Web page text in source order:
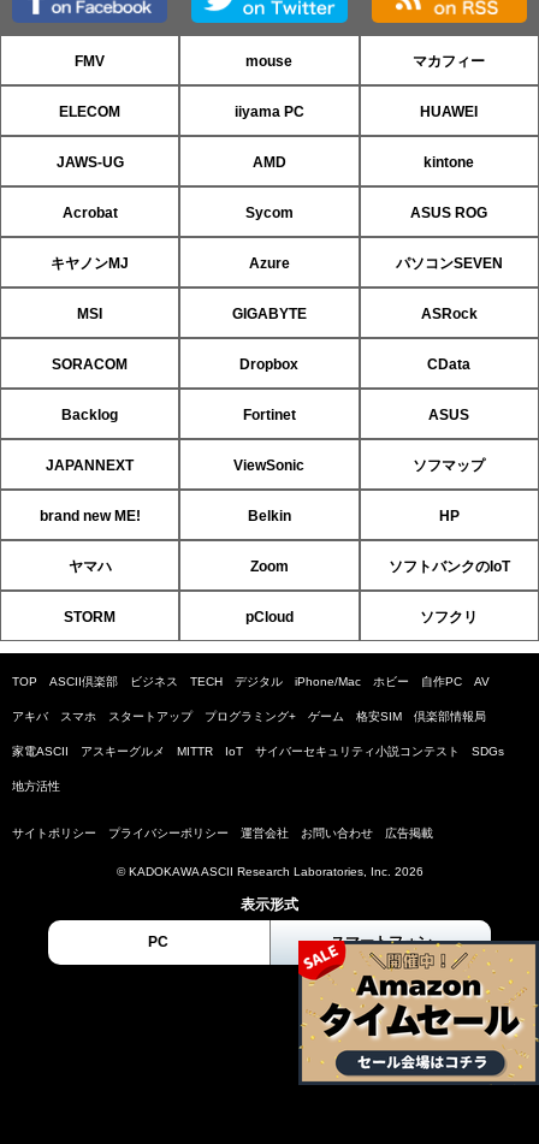
FMV mouse マカフィー
ELECOM iiyama PC HUAWEI
JAWS-UG AMD kintone
Acrobat Sycom ASUS ROG
キヤノンMJ Azure パソコンSEVEN
MSI GIGABYTE ASRock
SORACOM Dropbox CData
Backlog Fortinet ASUS
JAPANNEXT ViewSonic ソフマップ
brand new ME! Belkin HP
ヤマハ Zoom ソフトバンクのIoT
STORM pCloud ソフクリ
TOP ASCII倶楽部 ビジネス TECH デジタル iPhone/Mac ホビー 自作PC AV
アキバ スマホ スタートアップ プログラミング+ ゲーム 格安SIM 倶楽部情報局
家電ASCII アスキーグルメ MITTR IoT サイバーセキュリティ小説コンテスト SDGs
地方活性
サイトポリシー プライバシーポリシー 運営会社 お問い合わせ 広告掲載
© KADOKAWA ASCII Research Laboratories, Inc. 2026
表示形式
PC スマートフォン